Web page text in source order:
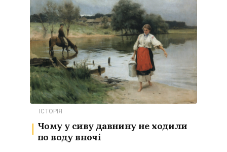
ІСТОРІЯ
Чому у сиву давнину не ходили
по воду вночі